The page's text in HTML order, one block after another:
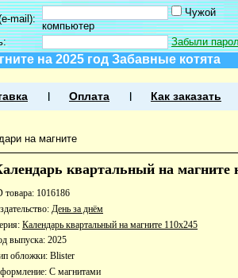
mail):
Чужой
компьютер
Забыли
на 2025 год Забавные котята
Оплата Как заказать
на магните
квартальный на магните
товара: 1016186
День за днём
Календарь квартальный на магните 110х245
выпуска: 2025
обложки: Blister
С магнитами